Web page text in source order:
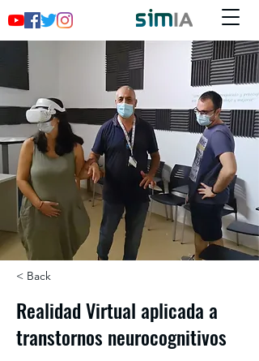
< Back
Realidad Virtual aplicada a
transtornos neurocognitivos